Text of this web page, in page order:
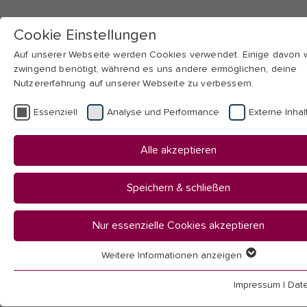
Skip to main navigation Skip to page footer
International
Cookie Einstellungen
Auf unserer Webseite werden Cookies verwendet. Einige davon
zwingend benötigt, während es uns andere ermöglichen, deine
Nutzererfahrung auf unserer Webseite zu verbessern.
Essenziell Analyse und Performance Externe
Alle akzeptieren
Speichern & schließen
Nur essenzielle Cookies akzeptieren
Essenzielle Cookies werden für grundlegende Funktionen der
Weitere Informationen anzeigen
Impressum